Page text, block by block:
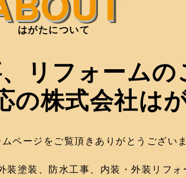
はがたについて
リフォーム
の株式会社は
ページをご覧頂きありがとうござい
装塗装、防水工事、内装・外装リフ